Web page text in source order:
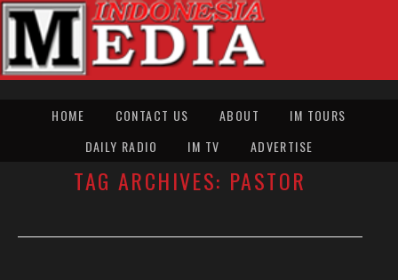
HOME CONTACT US ABOUT
IM TOURS
DAILY RADIO
IM TV ADVERTISE
TAG ARCHIVES: PASTOR